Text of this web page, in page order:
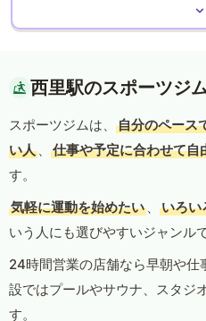
西里駅のスポーツジ
スポーツジムは、
自分のペース
い人 、 仕事や予定に合わせて自
す。
気軽に運動を始めたい 、 いろい
いう人にも選びやすいジャンルで
24時間営業の店舗なら早朝や
設ではプールやサウナ、スタジ
す。